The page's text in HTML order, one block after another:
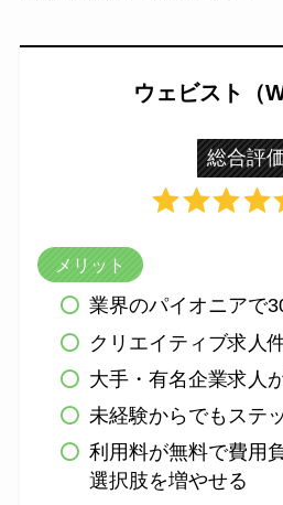
ウェビスト（
総合評
メリット
業界のパイオニアで
クリエイティブ求人
大手・有名企業求人
未経験からでもステ
利用料が無料で費用
選択肢を増やせる